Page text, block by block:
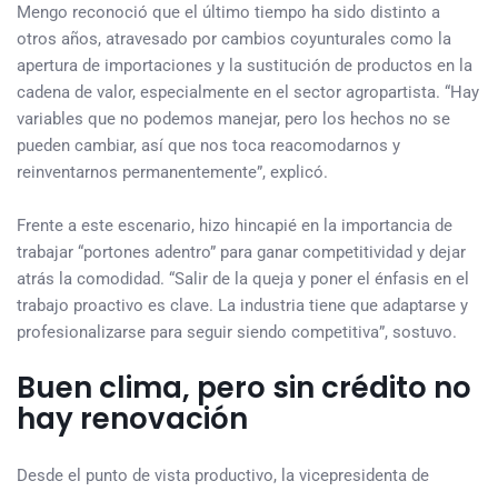
Mengo reconoció que el último tiempo ha sido distinto a
otros años, atravesado por cambios coyunturales como la
apertura de importaciones y la sustitución de productos en la
cadena de valor, especialmente en el sector agropartista. “Hay
variables que no podemos manejar, pero los hechos no se
pueden cambiar, así que nos toca reacomodarnos y
reinventarnos permanentemente”, explicó.
Frente a este escenario, hizo hincapié en la importancia de
trabajar “portones adentro” para ganar competitividad y dejar
atrás la comodidad. “Salir de la queja y poner el énfasis en el
trabajo proactivo es clave. La industria tiene que adaptarse y
profesionalizarse para seguir siendo competitiva”, sostuvo.
Buen clima, pero sin crédito no
hay renovación
Desde el punto de vista productivo, la vicepresidenta de